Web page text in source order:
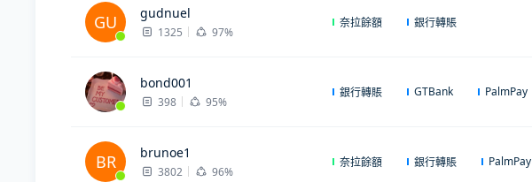
GU gudnuel
1325 97%
奈拉餘額 銀行轉賬
bond001
398 95%
銀行轉賬 GTBank PalmPay
BR brunoe1
3802 96%
奈拉餘額 銀行轉賬 PalmPay